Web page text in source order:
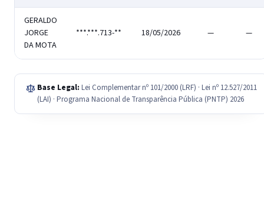
GERALDO
JORGE
DA MOTA
***.***.713-** 18/05/2026 — —
Base Legal: Lei Complementar nº 101/2000 (LRF) · Lei nº 12.527/2011
(LAI) · Programa Nacional de Transparência Pública (PNTP) 2026